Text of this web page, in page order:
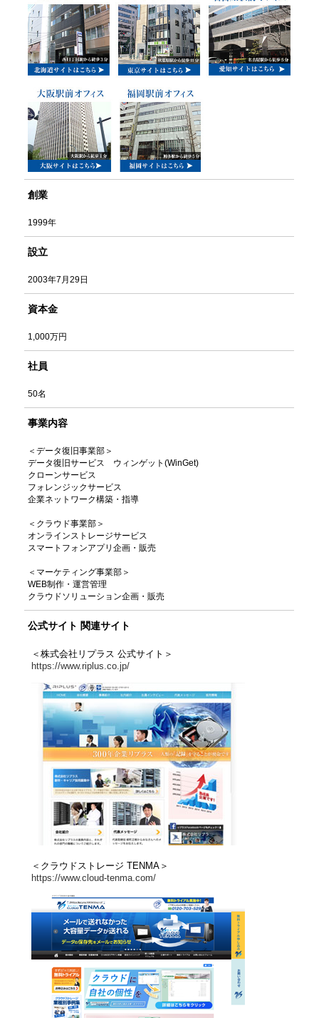
創業
1999年
設立
2003年7月29日
資本金
1,000万円
社員
50名
事業内容
＜データ復旧事業部＞
データ復旧サービス ウィンゲット(WinGet)
クローンサービス
フォレンジックサービス
企業ネットワーク構築・指導
＜クラウド事業部＞
オンラインストレージサービス
スマートフォンアプリ企画・販売
＜マーケティング事業部＞
WEB制作・運営管理
クラウドソリューション企画・販売
公式サイト 関連サイト
＜株式会社リプラス 公式サイト＞
https://www.riplus.co.jp/
＜クラウドストレージ TENMA＞
https://www.cloud-tenma.com/